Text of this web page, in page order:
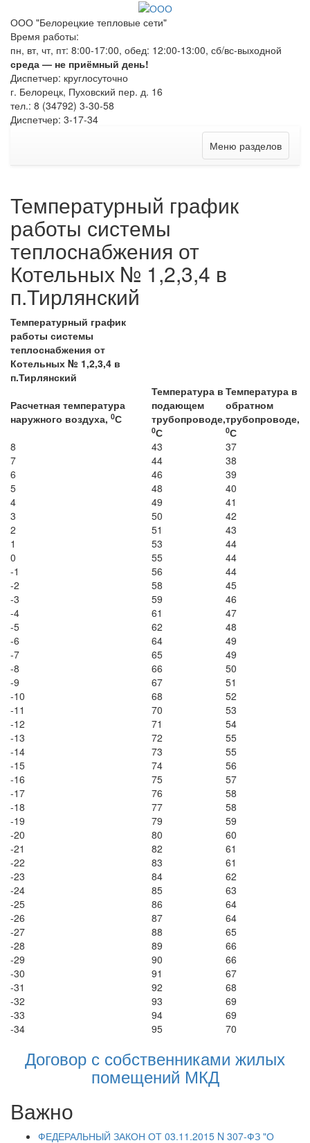
ООО "Белорецкие тепловые сети"
Время работы:
пн, вт, чт, пт: 8:00-17:00, обед: 12:00-13:00, сб/вс-выходной
среда — не приёмный день!
Диспетчер: круглосуточно
г. Белорецк, Пуховский пер. д. 16
тел.: 8 (34792) 3-30-58
Диспетчер: 3-17-34
Меню разделов
Температурный график
работы системы
теплоснабжения от
Котельных № 1,2,3,4 в
п.Тирлянский
Температурный график
работы системы
теплоснабжения от
Котельных № 1,2,3,4 в
п.Тирлянский
Расчетная температура
наружного воздуха, 0С
Температура в
подающем
трубопроводе,
0С
Температура в
обратном
трубопроводе,
0С
8
43
37
7
44
38
6
46
39
5
48
40
4
49
41
3
50
42
2
51
43
1
53
44
0
55
44
-1
56
44
-2
58
45
-3
59
46
-4
61
47
-5
62
48
-6
64
49
-7
65
49
-8
66
50
-9
67
51
-10
68
52
-11
70
53
-12
71
54
-13
72
55
-14
73
55
-15
74
56
-16
75
57
-17
76
58
-18
77
58
-19
79
59
-20
80
60
-21
82
61
-22
83
61
-23
84
62
-24
85
63
-25
86
64
-26
87
64
-27
88
65
-28
89
66
-29
90
66
-30
91
67
-31
92
68
-32
93
69
-33
94
69
-34
95 70
Договор с собственниками жилых
помещений МКД
Важно
ФЕДЕРАЛЬНЫЙ ЗАКОН ОТ 03.11.2015 N 307-ФЗ "О